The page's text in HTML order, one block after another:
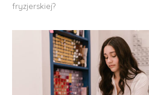
fryzjerskiej?